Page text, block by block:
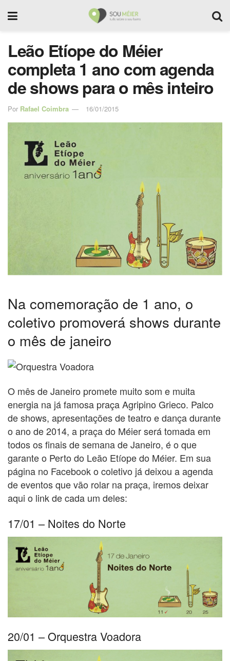
Leão Etíope do Méier
completa 1 ano com agenda
de shows para o mês inteiro
Por Rafael Coimbra 16/01/2015
Na comemoração de 1 ano, o
coletivo promoverá shows durante
o mês de janeiro
O mês de Janeiro promete muito som e muita
energia na já famosa praça Agripino Grieco. Palco
de shows, apresentações de teatro e dança durante
o ano de 2014, a praça do Méier será tomada em
todos os finais de semana de Janeiro, é o que
garante o Perto do Leão Etíope do Méier. Em sua
página no Facebook o coletivo já deixou a agenda
de eventos que vão rolar na praça, iremos deixar
aqui o link de cada um deles:
17/01 – Noites do Norte
20/01 – Orquestra Voadora